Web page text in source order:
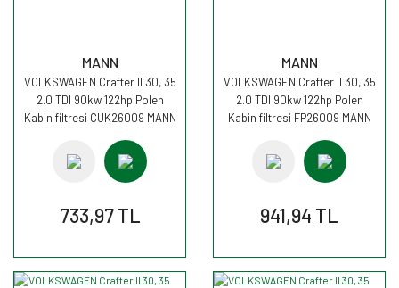
MANN
VOLKSWAGEN Crafter II 30, 35
2.0 TDI 90kw 122hp Polen
Kabin filtresi CUK26009 MANN
733,97 TL
MANN
VOLKSWAGEN Crafter II 30, 35
2.0 TDI 90kw 122hp Polen
Kabin filtresi FP26009 MANN
941,94 TL